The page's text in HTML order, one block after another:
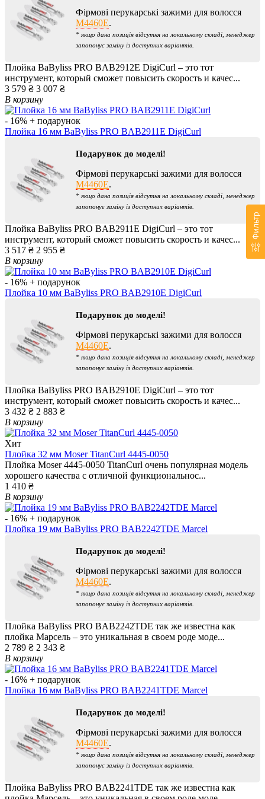
Фильтр
Фірмові перукарські зажими для волосся
M4460E.
* якщо дана позиція відсутня на локальному складі, менеджер
запопонує заміну із доступних варіантів.
Плойка BaByliss PRO BAB2912E DigiCurl – это тот
инструмент, который сможет повысить скорость и качес...
3 579 ₴ 3 007 ₴
В корзину
- 16% + подарунок
Плойка 16 мм BaByliss PRO BAB2911E DigiCurl
Подарунок до моделі!
Фірмові перукарські зажими для волосся
M4460E.
* якщо дана позиція відсутня на локальному складі, менеджер
запопонує заміну із доступних варіантів.
Плойка BaByliss PRO BAB2911E DigiCurl – это тот
инструмент, который сможет повысить скорость и качес...
3 517 ₴ 2 955 ₴
В корзину
- 16% + подарунок
Плойка 10 мм BaByliss PRO BAB2910E DigiCurl
Подарунок до моделі!
Фірмові перукарські зажими для волосся
M4460E.
* якщо дана позиція відсутня на локальному складі, менеджер
запопонує заміну із доступних варіантів.
Плойка BaByliss PRO BAB2910E DigiCurl – это тот
инструмент, который сможет повысить скорость и качес...
3 432 ₴ 2 883 ₴
В корзину
Хит
Плойка 32 мм Moser TitanCurl 4445-0050
Плойка Moser 4445-0050 TitanCurl очень популярная модель
хорошего качества с отличной функциональнос...
1 410 ₴
В корзину
- 16% + подарунок
Плойка 19 мм BaByliss PRO BAB2242TDE Marcel
Подарунок до моделі!
Фірмові перукарські зажими для волосся
M4460E.
* якщо дана позиція відсутня на локальному складі, менеджер
запопонує заміну із доступних варіантів.
Плойка BaByliss PRO BAB2242TDE так же известна как
плойка Марсель – это уникальная в своем роде моде...
2 789 ₴ 2 343 ₴
В корзину
- 16% + подарунок
Плойка 16 мм BaByliss PRO BAB2241TDE Marcel
Подарунок до моделі!
Фірмові перукарські зажими для волосся
M4460E.
* якщо дана позиція відсутня на локальному складі, менеджер
запопонує заміну із доступних варіантів.
Плойка BaByliss PRO BAB2241TDE так же известна как